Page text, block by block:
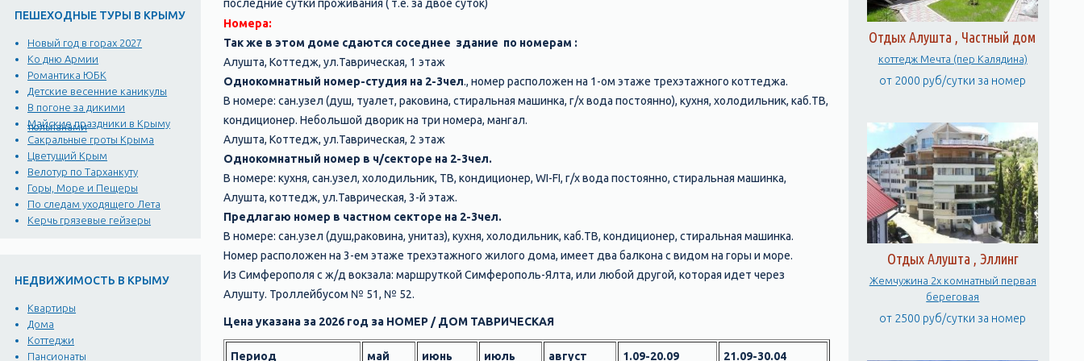
ПЕШЕХОДНЫЕ ТУРЫ В КРЫМУ
Новый год в горах 2027
Ко дню Армии
Романтика ЮБК
Детские весенние каникулы
В погоне за дикими
тюльпанами
Майские праздники в Крыму
Сакральные гроты Крыма
Цветущий Крым
Велотур по Тарханкуту
Горы, Море и Пещеры
По следам уходящего Лета
Керчь грязевые гейзеры
НЕДВИЖИМОСТЬ В КРЫМУ
Квартиры
Дома
Коттеджи
Пансионаты
последние сутки проживания ( т.е. за двое суток)
Номера:
Так же в этом доме сдаются соседнее здание по номерам :
Алушта, Коттедж, ул.Таврическая, 1 этаж
Однокомнатный номер-студия на 2-3чел., номер расположен на 1-ом этаже трехэтажного коттеджа.
В номере: сан.узел (душ, туалет, раковина, стиральная машинка, г/х вода постоянно), кухня, холодильник, каб.ТВ,
кондиционер. Небольшой дворик на три номера, мангал.
Алушта, Коттедж, ул.Таврическая, 2 этаж
Однокомнатный номер в ч/секторе на 2-3чел.
В номере: кухня, сан.узел, холодильник, ТВ, кондиционер, WI-FI, г/х вода постоянно, стиральная машинка,
Алушта, коттедж, ул.Таврическая, 3-й этаж.
Предлагаю номер в частном секторе на 2-3чел.
В номере: сан.узел (душ,раковина, унитаз), кухня, холодильник, каб.ТВ, кондиционер, стиральная машинка.
Номер расположен на 3-ем этаже трехэтажного жилого дома, имеет два балкона с видом на горы и море.
Из Симферополя с ж/д вокзала: маршруткой Симферополь-Ялта, или любой другой, которая идет через
Алушту. Троллейбусом № 51, № 52.
Цена указана за 2026 год за НОМЕР / ДОМ ТАВРИЧЕСКАЯ
Период май июнь июль август 1.09-20.09 21.09-30.04
Отдых Алушта , Частный дом
коттедж Мечта (пер Калядина)
от 2000 руб/сутки за номер
Отдых Алушта , Эллинг
Жемчужина 2х комнатный первая
береговая
от 2500 руб/сутки за номер